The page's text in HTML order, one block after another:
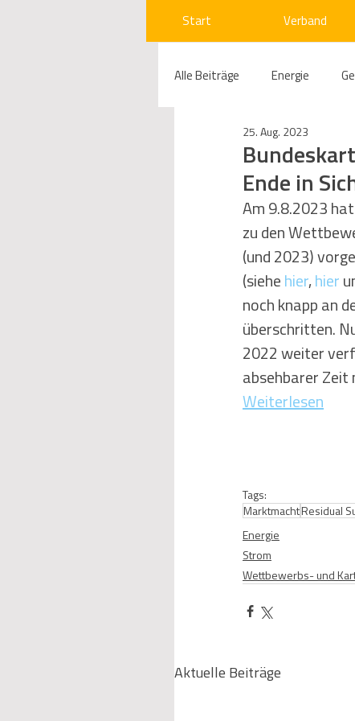
Start Verband
Alle Beiträge Energie
Compliance Gas
Beihilfenrecht
Regulierung
Telekommunikation
Ende in
25. Aug. 2023
Am 9.8.2023
zu den
(und 2023)
(siehe hier, hier
noch knapp an
überschritten.
2022 weiter
absehbarer Zeit
Weiterlesen
Tags:
MarktmachtResidual
Energie
Strom
Wettbewerbs- und
Aktuelle Beiträge